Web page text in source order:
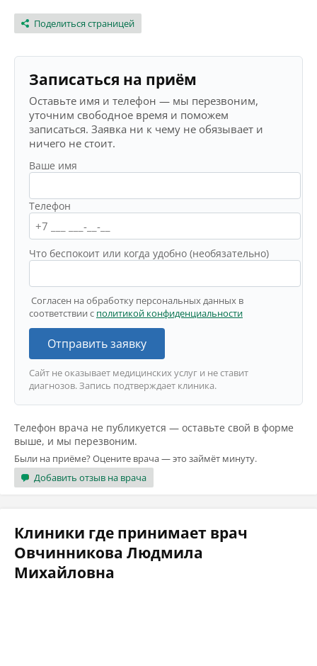
Поделиться страницей
Записаться на приём
Оставьте имя и телефон — мы перезвоним,
уточним свободное время и поможем
записаться. Заявка ни к чему не обязывает и
ничего не стоит.
Ваше имя
Телефон
Что беспокоит или когда удобно (необязательно)
Согласен на обработку персональных данных в
соответствии с политикой конфиденциальности
Отправить заявку
Сайт не оказывает медицинских услуг и не ставит
диагнозов. Запись подтверждает клиника.
Телефон врача не публикуется — оставьте свой в форме
выше, и мы перезвоним.
Были на приёме? Оцените врача — это займёт минуту.
Добавить отзыв на врача
Клиники где принимает врач
Овчинникова Людмила
Михайловна